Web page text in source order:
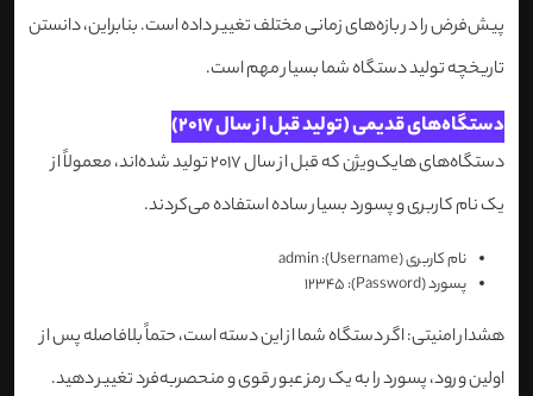
پیش‌فرض را در بازه‌های زمانی مختلف تغییر داده است. بنابراین، دانستن
تاریخچه تولید دستگاه شما بسیار مهم است.
دستگاه‌های قدیمی (تولید قبل از سال 2017)
دستگاه‌های هایک‌ویژن که قبل از سال 2017 تولید شده‌اند، معمولاً از
یک نام کاربری و پسورد بسیار ساده استفاده می‌کردند.
نام کاربری (Username): admin
پسورد (Password): 12345
هشدار امنیتی: اگر دستگاه شما از این دسته است، حتماً بلافاصله پس از
اولین ورود، پسورد را به یک رمز عبور قوی و منحصربه‌فرد تغییر دهید.